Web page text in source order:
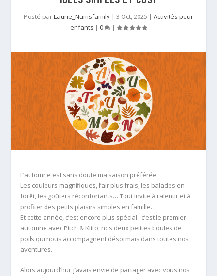
Posté parLaurie_Numsfamily | 3 Oct, 2025 | Activités pour
enfants | 0 |
L’automne est sans doute ma saison préférée.
Les couleurs magnifiques, l’air plus frais, les balades en
forêt, les goûters réconfortants… Tout invite à ralentir et à
profiter des petits plaisirs simples en famille.
Et cette année, c’est encore plus spécial : c’est le premier
automne avec Pitch & Kiiro, nos deux petites boules de
poils qui nous accompagnent désormais dans toutes nos
aventures.
Alors aujourd’hui, j’avais envie de partager avec vous nos